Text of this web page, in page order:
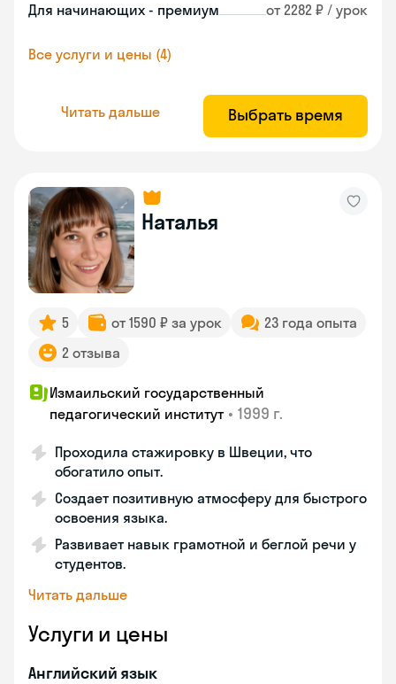
Для начинающих - премиум от 2282 ₽ / урок
Все услуги и цены (4)
Читать дальше Выбрать время
Наталья
5 от 1590 ₽ за урок
23 года опыта
2 отзыва
Измаильский государственный
педагогический институт • 1999 г.
Проходила стажировку в Швеции, что
обогатило опыт.
Создает позитивную атмосферу для быстрого
освоения языка.
Развивает навык грамотной и беглой речи у
студентов.
Читать дальше
Услуги и цены
Английский язык